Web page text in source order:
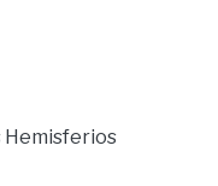
Hemisferios